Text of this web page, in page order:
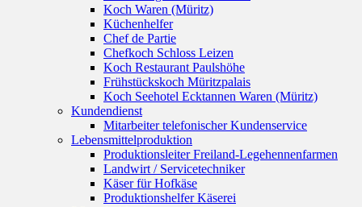
Koch Waren (Müritz)
Küchenhelfer
Chef de Partie
Chefkoch Schloss Leizen
Koch Restaurant Paulshöhe
Frühstückskoch Müritzpalais
Koch Seehotel Ecktannen Waren (Müritz)
Kundendienst
Mitarbeiter telefonischer Kundenservice
Lebensmittelproduktion
Produktionsleiter Freiland-Legehennenfarmen
Landwirt / Servicetechniker
Käser für Hofkäse
Produktionshelfer Käserei